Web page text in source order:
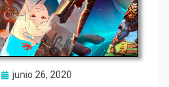
Publicado
junio 26, 2020